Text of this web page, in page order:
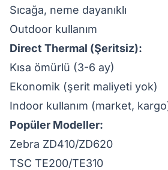
Sıcağa, neme dayanıklı
Outdoor kullanım
Direct Thermal (Şeritsiz):
Kısa ömürlü (3-6 ay)
Ekonomik (şerit maliyeti yok)
Indoor kullanım (market,
Popüler Modeller:
Zebra ZD410/ZD620
TSC TE200/TE310